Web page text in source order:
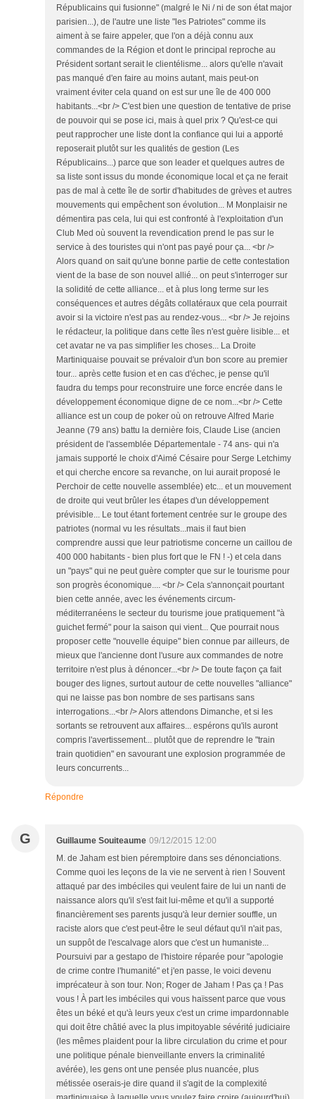
Républicains qui fusionne" (malgré le Ni / ni de son état major
parisien...), de l'autre une liste "les Patriotes" comme ils
aiment à se faire appeler, que l'on a déjà connu aux
commandes de la Région et dont le principal reproche au
Président sortant serait le clientélisme... alors qu'elle n'avait
pas manqué d'en faire au moins autant, mais peut-on
vraiment éviter cela quand on est sur une île de 400 000
habitants...<br /> C'est bien une question de tentative de prise
de pouvoir qui se pose ici, mais à quel prix ? Qu'est-ce qui
peut rapprocher une liste dont la confiance qui lui a apporté
reposerait plutôt sur les qualités de gestion (Les
Républicains...) parce que son leader et quelques autres de
sa liste sont issus du monde économique local et ça ne ferait
pas de mal à cette île de sortir d'habitudes de grèves et autres
mouvements qui empêchent son évolution... M Monplaisir ne
démentira pas cela, lui qui est confronté à l'exploitation d'un
Club Med où souvent la revendication prend le pas sur le
service à des touristes qui n'ont pas payé pour ça... <br />
Alors quand on sait qu'une bonne partie de cette contestation
vient de la base de son nouvel allié... on peut s'interroger sur
la solidité de cette alliance... et à plus long terme sur les
conséquences et autres dégâts collatéraux que cela pourrait
avoir si la victoire n'est pas au rendez-vous... <br /> Je rejoins
le rédacteur, la politique dans cette îles n'est guère lisible... et
cet avatar ne va pas simplifier les choses... La Droite
Martiniquaise pouvait se prévaloir d'un bon score au premier
tour... après cette fusion et en cas d'échec, je pense qu'il
faudra du temps pour reconstruire une force encrée dans le
développement économique digne de ce nom...<br /> Cette
alliance est un coup de poker où on retrouve Alfred Marie
Jeanne (79 ans) battu la dernière fois, Claude Lise (ancien
président de l'assemblée Départementale - 74 ans- qui n'a
jamais supporté le choix d'Aimé Césaire pour Serge Letchimy
et qui cherche encore sa revanche, on lui aurait proposé le
Perchoir de cette nouvelle assemblée) etc... et un mouvement
de droite qui veut brûler les étapes d'un développement
prévisible... Le tout étant fortement centrée sur le groupe des
patriotes (normal vu les résultats...mais il faut bien
comprendre aussi que leur patriotisme concerne un caillou de
400 000 habitants - bien plus fort que le FN ! -) et cela dans
un "pays" qui ne peut guère compter que sur le tourisme pour
son progrès économique.... <br /> Cela s'annonçait pourtant
bien cette année, avec les événements circum-
méditerranéens le secteur du tourisme joue pratiquement "à
guichet fermé" pour la saison qui vient... Que pourrait nous
proposer cette "nouvelle équipe" bien connue par ailleurs, de
mieux que l'ancienne dont l'usure aux commandes de notre
territoire n'est plus à dénoncer...<br /> De toute façon ça fait
bouger des lignes, surtout autour de cette nouvelles "alliance"
qui ne laisse pas bon nombre de ses partisans sans
interrogations...<br /> Alors attendons Dimanche, et si les
sortants se retrouvent aux affaires... espérons qu'ils auront
compris l'avertissement... plutôt que de reprendre le "train
train quotidien" en savourant une explosion programmée de
leurs concurrents...
Répondre
G Guillaume Souiteaume 09/12/2015 12:00
M. de Jaham est bien péremptoire dans ses dénonciations.
Comme quoi les leçons de la vie ne servent à rien ! Souvent
attaqué par des imbéciles qui veulent faire de lui un nanti de
naissance alors qu'il s'est fait lui-même et qu'il a supporté
financièrement ses parents jusqu'à leur dernier souffle, un
raciste alors que c'est peut-être le seul défaut qu'il n'ait pas,
un suppôt de l'escalvage alors que c'est un humaniste...
Poursuivi par a gestapo de l'histoire réparée pour "apologie
de crime contre l'humanité" et j'en passe, le voici devenu
imprécateur à son tour. Non; Roger de Jaham ! Pas ça ! Pas
vous ! À part les imbéciles qui vous haïssent parce que vous
êtes un béké et qu'à leurs yeux c'est un crime impardonnable
qui doit être châtié avec la plus impitoyable sévérité judiciaire
(les mêmes plaident pour la libre circulation du crime et pour
une politique pénale bienveillante envers la criminalité
avérée), les gens ont une pensée plus nuancée, plus
métissée oserais-je dire quand il s'agit de la complexité